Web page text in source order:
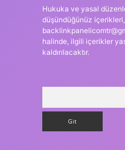
Hukuka ve yasal
düşündüğünüz içerikleri,
halinde, ilgili içerikler
kaldırılacaktır.